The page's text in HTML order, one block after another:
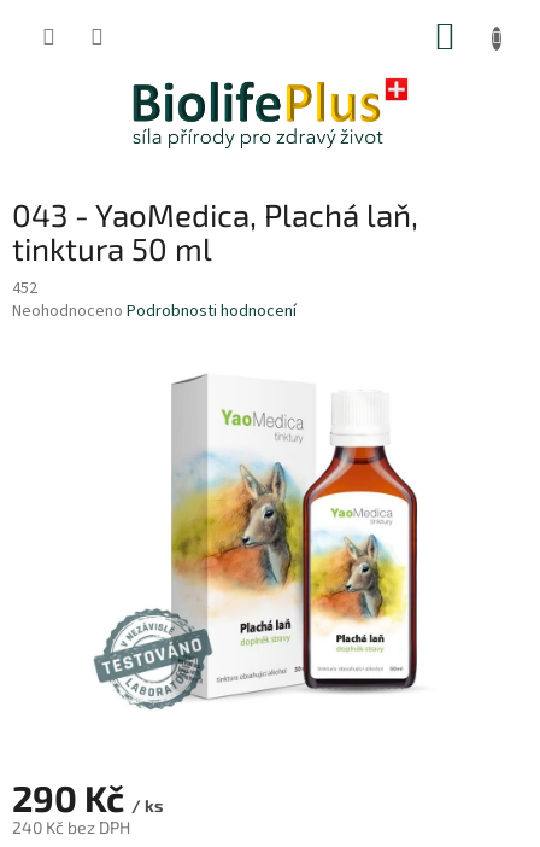
043 - YaoMedica, Plachá laň,
tinktura 50 ml
452
Průměrné
Neohodnoceno Podrobnosti hodnocení
290 Kč / ks
240 Kč bez DPH